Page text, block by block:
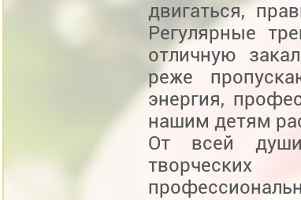
двигаться,
Регулярные
отличную
реже
энергия,
нашим детям
От всей